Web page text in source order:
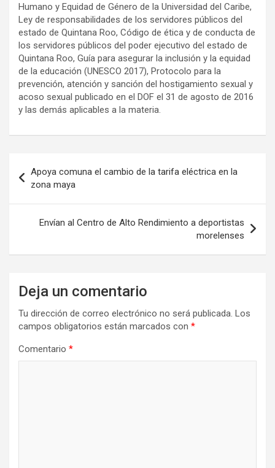
Humano y Equidad de Género de la Universidad del Caribe,
Ley de responsabilidades de los servidores públicos del
estado de Quintana Roo, Código de ética y de conducta de
los servidores públicos del poder ejecutivo del estado de
Quintana Roo, Guía para asegurar la inclusión y la equidad
de la educación (UNESCO 2017), Protocolo para la
prevención, atención y sanción del hostigamiento sexual y
acoso sexual publicado en el DOF el 31 de agosto de 2016
y las demás aplicables a la materia.
de
entradas
Apoya comuna el cambio de la tarifa eléctrica en la
zona maya
Envían al Centro de Alto Rendimiento a deportistas
morelenses
Deja un comentario
Tu dirección de correo electrónico no será publicada. Los
campos obligatorios están marcados con *
Comentario *